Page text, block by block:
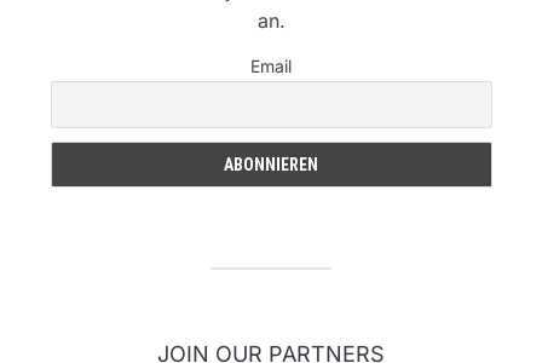
an.
Email
JOIN OUR PARTNERS